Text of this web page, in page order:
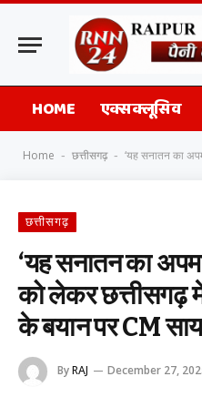
HOME एक्सक्लूसिव
Home - छत्तीसगढ़ - ‘यह सनातन का अपमान है…’, बाबा
छत्तीसगढ़
‘यह सनातन का
को लेकर छत्तीसगढ़
के बयान पर CM
ByRAJ December 27,